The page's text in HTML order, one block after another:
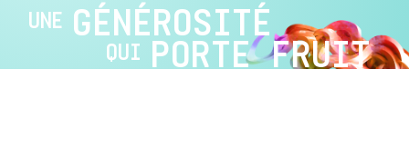
UNE GÉNÉROSITÉ
QUI PORTE FRUIT